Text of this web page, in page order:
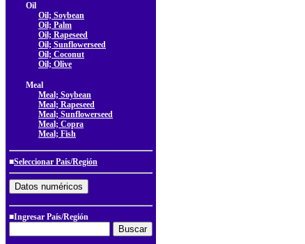
Oil
Oil; Soybean
Oil; Palm
Oil; Rapeseed
Oil; Sunflowerseed
Oil; Coconut
Oil; Olive
Meal
Meal; Soybean
Meal; Rapeseed
Meal; Sunflowerseed
Meal; Copra
Meal; Fish
■Seleccionar País/Región
■Ingresar País/Región